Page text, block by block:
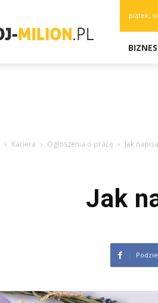
piątek,
BIZNES
Kariera Ogłoszenia o pracę Jak
Jak